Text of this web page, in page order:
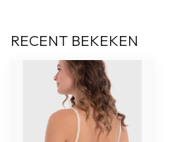
RECENT BEKEKEN